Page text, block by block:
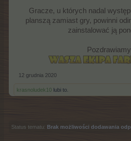
Gracze, u których nadal
planszą zamiast gry, powinni
zainstalować ją
12 grudnia 2020
krasnoludek10 lubi to.
Status tematu: Brak możliwości dodawania